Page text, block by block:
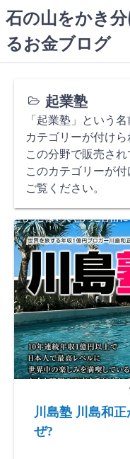
コ
ン
テ
石の山をかき
るお金ブログ
起業塾
「起業塾」という
カテゴリーが付けら
この分野で販売さ
このカテゴリーが
ご覧ください。
川島塾 川島和
ぜ?